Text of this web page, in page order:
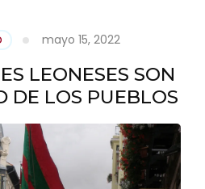
mayo 15, 2022
LEONESES SON
DE LOS PUEBLOS